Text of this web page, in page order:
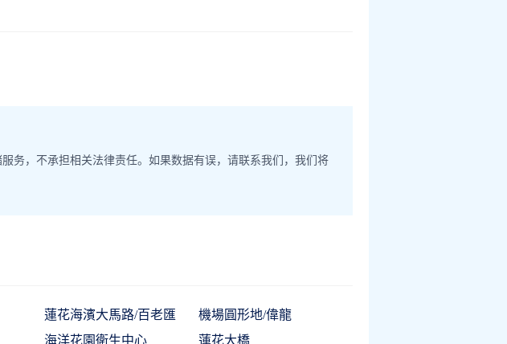
务，不承担相关法律责任。如果数据有误，请联系我们，我们将
蓮花海濱大馬路/百老匯
機場圓形地/偉龍
海洋花園衛生中心 蓮花大橋